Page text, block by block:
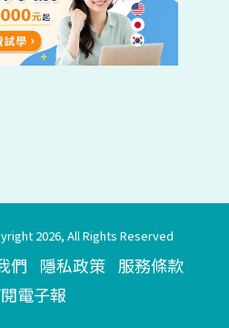
2026, All Rights Reserved
們 隱私政策 服務條款
電子報